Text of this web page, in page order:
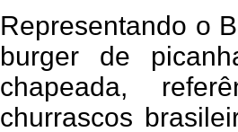
Representando o
burger de
chapeada,
churrascos